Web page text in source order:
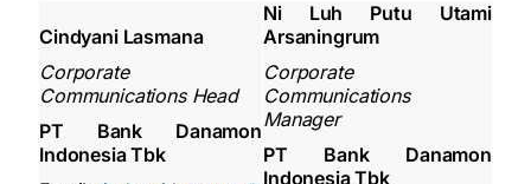
Cindyani Lasmana
Corporate
Communications Head
PT Bank Danamon
Indonesia Tbk
Ni Luh Putu Utami
Arsaningrum
Corporate
Communications
Manager
PT Bank Danamon
Indonesia Tbk